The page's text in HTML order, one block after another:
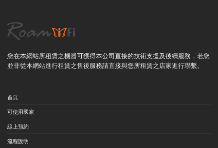
您在本網站所租賃之機器可獲得本公司直接的技術支援及後續服務，若您
並非從本網站進行租賃之售後服務請直接與您所租賃之店家進行聯繫。
首頁
可使用國家
線上預約
流程說明